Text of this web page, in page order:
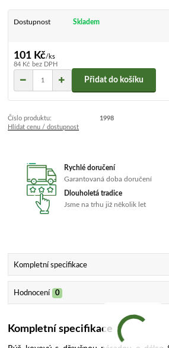
Dostupnost Skladem
101 Kč/ks
84 Kč bez DPH
Přidat do košíku
Číslo produktu:
1998
Hlídat cenu / dostupnost
Rychlé doručení
Garantovaná doba doručení
Dlouholetá tradice
Jsme na trhu již několik let
Kompletní specifikace
Hodnocení 0
Kompletní specifikace